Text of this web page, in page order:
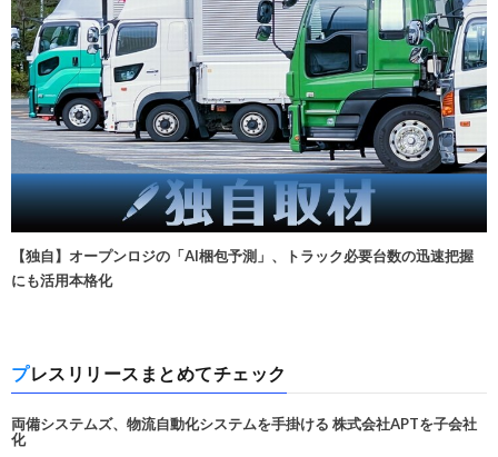
【独自】オープンロジの「AI梱包予測」、トラック必要台数の迅速把握
にも活用本格化
プレスリリースまとめてチェック
両備システムズ、物流自動化システムを手掛ける 株式会社APTを子会社
化